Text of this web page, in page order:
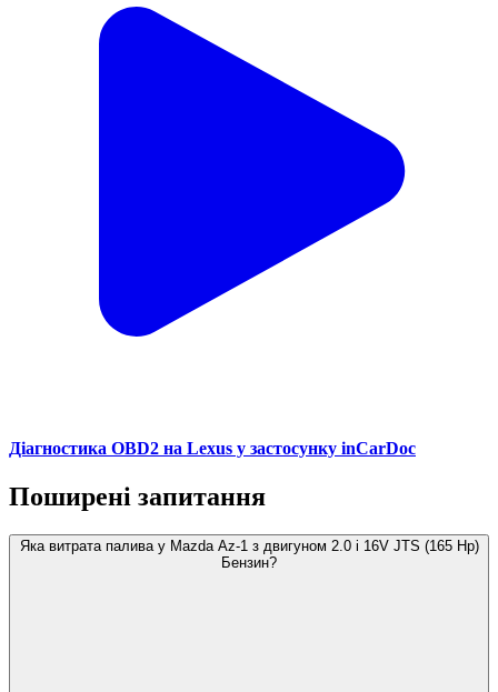
Діагностика OBD2 на Lexus у застосунку inCarDoc
Поширені запитання
Яка витрата палива у Mazda Az-1 з двигуном 2.0 i 16V JTS (165 Hp)
Бензин?